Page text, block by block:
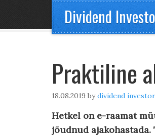
Dividend
Praktiline
18.08.2019 bydividend investor
Hetkel on e-raamat
jõudnud